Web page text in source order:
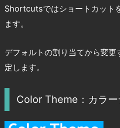
Shortcutsではショートカット
ます。
デフォルトの割り当てから変
定します。
Color Theme：カラー